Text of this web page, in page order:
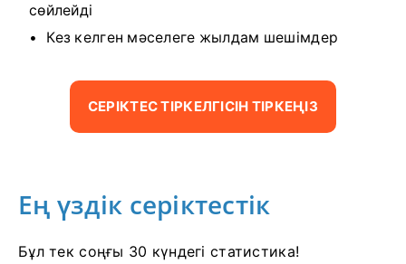
сөйлейді
Кез келген мәселеге жылдам шешімдер
СЕРІКТЕС ТІРКЕЛГІСІН ТІРКЕҢІЗ
Ең үздік серіктестік
Бұл тек соңғы 30 күндегі статистика!